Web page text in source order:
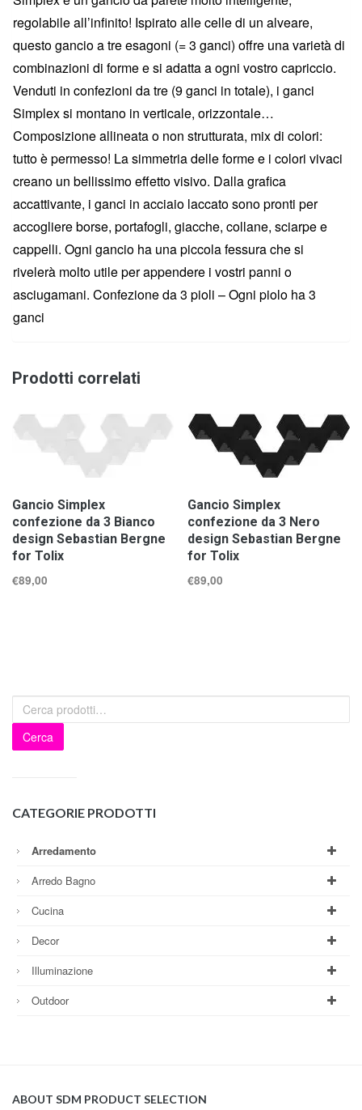
regolabile all’infinito! Ispirato alle celle di un alveare,
questo gancio a tre esagoni (= 3 ganci) offre una varietà di
combinazioni di forme e si adatta a ogni vostro capriccio.
Venduti in confezioni da tre (9 ganci in totale), i ganci
Simplex si montano in verticale, orizzontale…
Composizione allineata o non strutturata, mix di colori:
tutto è permesso! La simmetria delle forme e i colori vivaci
creano un bellissimo effetto visivo. Dalla grafica
accattivante, i ganci in acciaio laccato sono pronti per
accogliere borse, portafogli, giacche, collane, sciarpe e
cappelli. Ogni gancio ha una piccola fessura che si
rivelerà molto utile per appendere i vostri panni o
asciugamani. Confezione da 3 pioli – Ogni piolo ha 3
ganci
Prodotti correlati
Gancio Simplex
confezione da 3 Bianco
design Sebastian Bergne
for Tolix
€89,00
Gancio Simplex
confezione da 3 Nero
design Sebastian Bergne
for Tolix
€89,00
Cerca
CATEGORIE PRODOTTI
Arredamento
Arredo Bagno
Cucina
Decor
Illuminazione
Outdoor
ABOUT SDM PRODUCT SELECTION